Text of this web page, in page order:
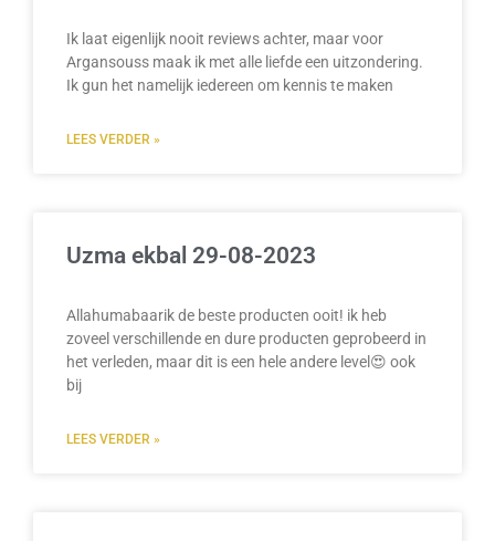
Ik laat eigenlijk nooit reviews achter, maar voor
Argansouss maak ik met alle liefde een uitzondering.
Ik gun het namelijk iedereen om kennis te maken
LEES VERDER »
Uzma ekbal 29-08-2023
Allahumabaarik de beste producten ooit! ik heb
zoveel verschillende en dure producten geprobeerd in
het verleden, maar dit is een hele andere level😍 ook
bij
LEES VERDER »